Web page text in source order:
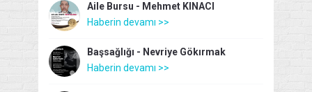
Aile Bursu - Mehmet KINACI
Haberin devamı >>
Başsağlığı - Nevriye Gökırmak
Haberin devamı >>